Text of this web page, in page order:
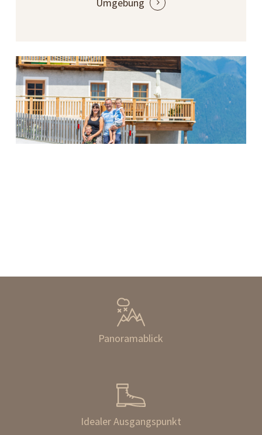
Panoramablick
Idealer Ausgangspunkt